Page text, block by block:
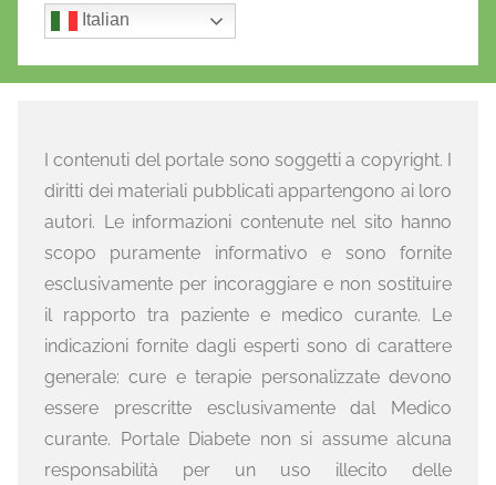
Italian
I contenuti del portale sono soggetti a copyright. I
diritti dei materiali pubblicati appartengono ai loro
autori. Le informazioni contenute nel sito hanno
scopo puramente informativo e sono fornite
esclusivamente per incoraggiare e non sostituire
il rapporto tra paziente e medico curante. Le
indicazioni fornite dagli esperti sono di carattere
generale: cure e terapie personalizzate devono
essere prescritte esclusivamente dal Medico
curante. Portale Diabete non si assume alcuna
responsabilità per un uso illecito delle